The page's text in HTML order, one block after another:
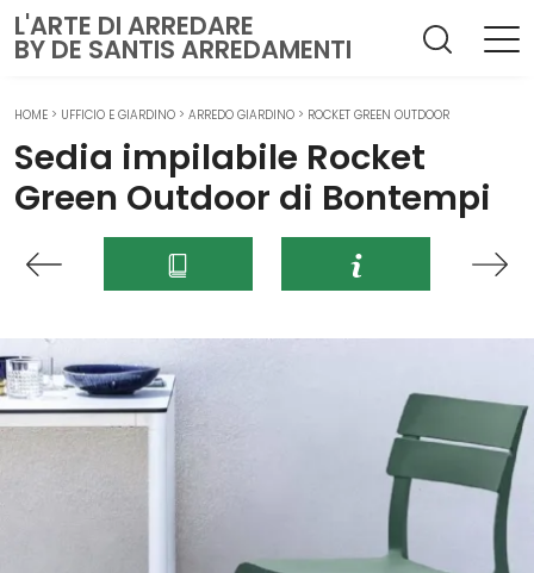
L'ARTE DI ARREDARE
BY DE SANTIS ARREDAMENTI
HOME > UFFICIO E GIARDINO > ARREDO GIARDINO > ROCKET GREEN OUTDOOR
Sedia impilabile Rocket
Green Outdoor di Bontempi